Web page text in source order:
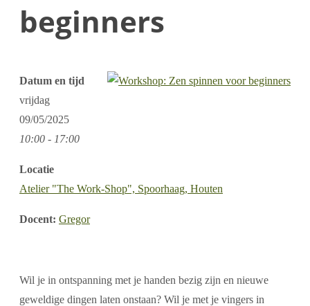
beginners
Datum en tijd
vrijdag
09/05/2025
10:00 - 17:00
Locatie
Atelier "The Work-Shop", Spoorhaag, Houten
Docent: Gregor
Wil je in ontspanning met je handen bezig zijn en nieuwe
geweldige dingen laten onstaan? Wil je met je vingers in